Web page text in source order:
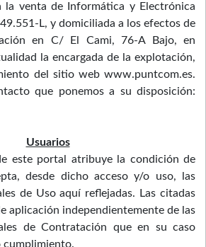
la venta de Informática y Electrónica
L, y domiciliada a los efectos de
en C/ El Cami, 76-A Bajo, en
la encargada de la explotación,
del sitio web www.puntcom.es.
que ponemos a su disposición:
Usuarios
este portal atribuye la condición de
desde dicho acceso y/o uso, las
de Uso aquí reflejadas. Las citadas
aplicación independientemente de las
de Contratación que en su caso
cumplimiento.